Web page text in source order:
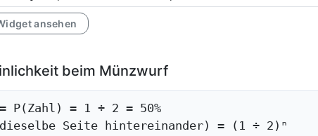
ansehen
beim Münzwurf
P(Zahl) = 1 ÷ 2 = 50%
Seite hintereinander) = (1 ÷ 2)ⁿ